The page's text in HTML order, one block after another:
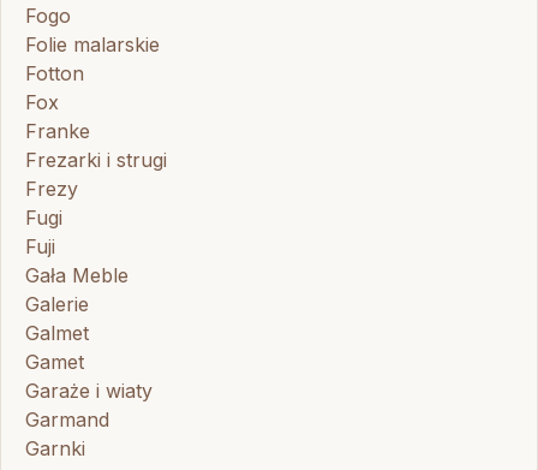
Fogo
Folie malarskie
Fotton
Fox
Franke
Frezarki i strugi
Frezy
Fugi
Fuji
Gała Meble
Galerie
Galmet
Gamet
Garaże i wiaty
Garmand
Garnki